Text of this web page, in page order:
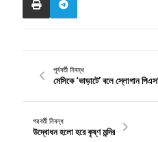
পূর্ববর্তী নিবন্ধ
মেসিকে ‘ভাড়াটে’ বলে স্লোগান
পরবর্তী নিবন্ধ
উদ্বোধন হলো হরে কৃষ্ণ মন্দির